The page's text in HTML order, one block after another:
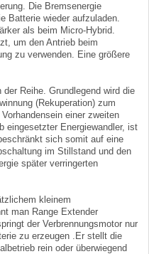
Die Bremsenergie
Batterie wieder aufzuladen.
als beim Micro-Hybrid.
um den Antrieb beim
zu verwenden. Eine größere
Reihe. Grundlegend wird die
(Rekuperation) zum
einer zweiten
eingesetzter Energiewandler, ist
sich somit auf eine
im Stillstand und den
später verringerten
kleinem
man Range Extender
der Verbrennungsmotor nur
zu erzeugen .Er stellt die
rein oder überwiegend